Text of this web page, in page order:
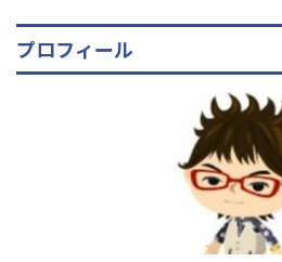
プロフィール